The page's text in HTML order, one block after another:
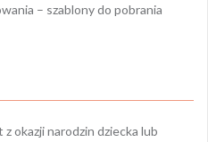
– szablony do pobrania
okazji narodzin dziecka lub